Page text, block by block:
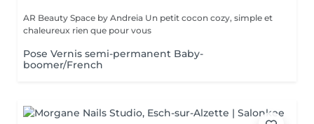
AR Beauty Space by Andreia Un petit cocon cozy, simple et
chaleureux rien que pour vous
Pose Vernis semi-permanent Baby-
boomer/French